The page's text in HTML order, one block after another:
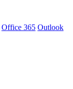
Office 365 Outlook